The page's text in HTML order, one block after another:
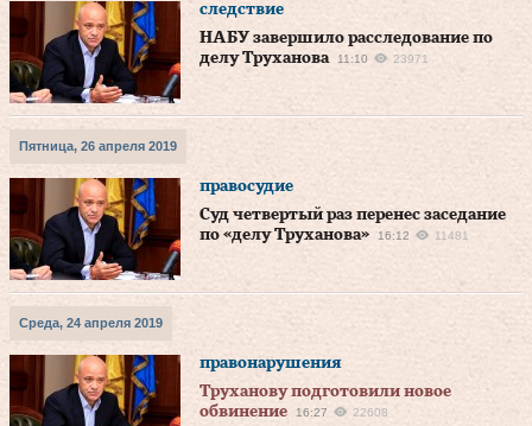
следствие
НАБУ завершило расследование по
делу Труханова
11:10 23971
Пятница, 26 апреля 2019
правосудие
Суд четвертый раз перенес заседание
по «делу Труханова»
16:12 11481
Среда, 24 апреля 2019
правонарушения
Труханову подготовили новое
обвинение
16:27 22608